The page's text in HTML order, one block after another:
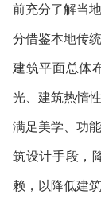
前充分了解当
分借鉴本地传
建筑平面总体
光、建筑热惰
满足美学、功
筑设计手段，
赖，以降低建